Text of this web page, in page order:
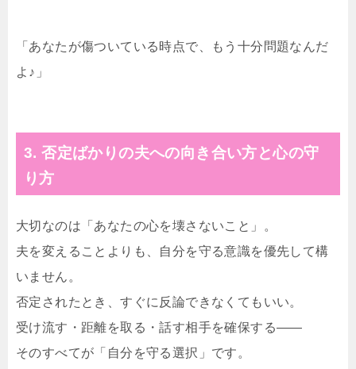
「あなたが傷ついている時点で、もう十分問題なんだ
よ♪」
3. 否定ばかりの夫への向き合い方と心の守
り方
大切なのは「あなたの心を壊さないこと」。
夫を変えることよりも、自分を守る意識を優先して構
いません。
否定されたとき、すぐに反論できなくてもいい。
受け流す・距離を取る・話す相手を確保する――
そのすべてが「自分を守る選択」です。